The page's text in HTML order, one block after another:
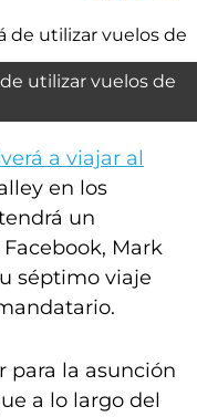
utilizar vuelos de
a viajar al
en los
un
Mark
séptimo viaje
para la asunción
a lo largo del